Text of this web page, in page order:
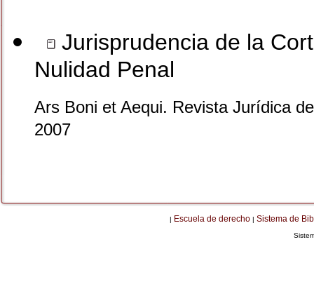
Jurisprudencia de la
Nulidad Penal
Ars Boni et Aequi. Revista Jurídica
2007
| Escuela de derecho | Sistema de